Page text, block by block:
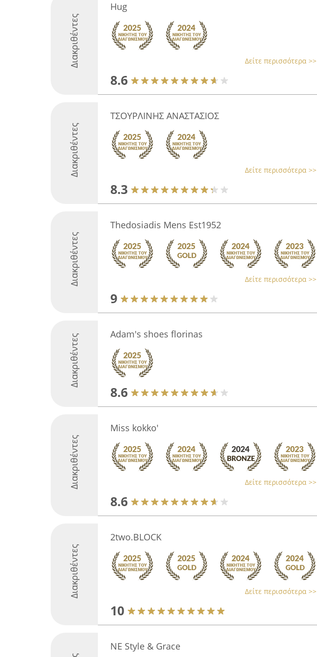
Διακριθέντες
Hug
Δείτε περισσότερα >>
8.6
Διακριθέντες
ΤΣΟΥΡΛΙΝΗΣ ΑΝΑΣΤΑΣΙΟΣ
Δείτε περισσότερα >>
8.3
Διακριθέντες
Thedosiadis Mens Est1952
Δείτε περισσότερα >>
9
Διακριθέντες Adam's shoes florinas
8.6
Διακριθέντες
Miss kokko'
Δείτε περισσότερα >>
8.6
Διακριθέντες
2two.BLOCK
Δείτε περισσότερα >>
10
NE Style & Grace